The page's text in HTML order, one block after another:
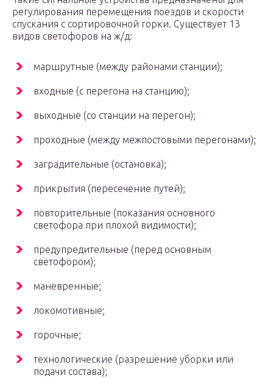
регулирования перемещения поездов и скорости
спускания с сортировочной горки. Существует 13
видов светофоров на ж/д:
маршрутные (между районами станции);
входные (с перегона на станцию);
выходные (со станции на перегон);
проходные (между межпостовыми перегонами);
заградительные (остановка);
прикрытия (пересечение путей);
повторительные (показания основного
светофора при плохой видимости);
предупредительные (перед основным
светофором);
маневренные;
локомотивные;
горочные;
технологические (разрешение уборки или
подачи состава);